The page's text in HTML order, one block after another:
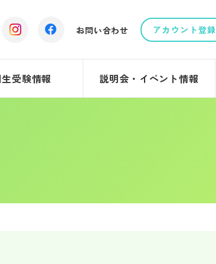
お問い合わせ アカウント登録
受験情報 説明会・イベント情報